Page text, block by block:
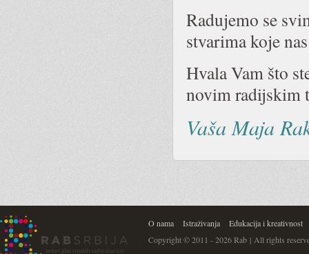
Radujemo se
stvarima koje
Hvala Vam što
novim radijskim
Vaša Maja
O nama Istraživanja
Edukacija i kreativnost
Copyright © 2011 - 2026 Rab | All rights